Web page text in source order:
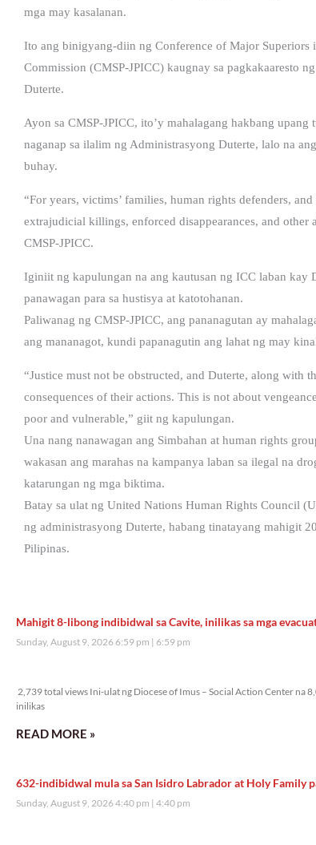
mga may kasalanan.
Ito ang binigyang-diin ng Conference of Major Superiors
Commission (CMSP-JPICC) kaugnay sa pagkakaaresto
Duterte.
Ayon sa CMSP-JPICC, ito’y mahalagang hakbang
naganap sa ilalim ng Administrasyong Duterte, lalo na
buhay.
“For years, victims’ families, human rights defenders,
extrajudicial killings, enforced disappearances, and other
CMSP-JPICC.
Iginiit ng kapulungan na ang kautusan ng ICC laban kay
panawagan para sa hustisya at katotohanan.
Paliwanag ng CMSP-JPICC, ang pananagutan ay
ang mananagot, kundi papanagutin ang lahat ng may
“Justice must not be obstructed, and Duterte, along with
consequences of their actions. This is not about
poor and vulnerable,” giit ng kapulungan.
Una nang nanawagan ang Simbahan at human rights
wakasan ang marahas na kampanya laban sa ilegal na
katarungan ng mga biktima.
Batay sa ulat ng United Nations Human Rights Council
ng administrasyong Duterte, habang tinatayang mahigit
Pilipinas.
Mahigit 8-libong indibidwal sa Cavite, inilikas sa mga
Sunday, August 9, 2026 6:59 pm 6:59 pm
2,739 total views Ini-ulat ng Diocese of Imus – Social Action Center na
inilikas
READ MORE »
632-indibidwal mula sa San Isidro Labrador at Holy Family
Sunday, August 9, 2026 4:40 pm 4:40 pm